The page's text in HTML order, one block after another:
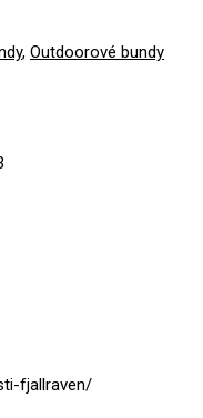
, Outdoorové bundy
fjallraven/